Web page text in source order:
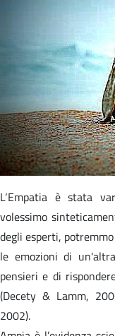
L‘Empatia è stata
volessimo
degli esperti,
le emozioni di
pensieri e di
(Decety & Lamm,
2002).